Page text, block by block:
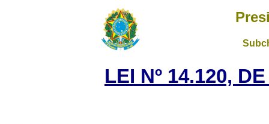
LEI Nº 14.120,